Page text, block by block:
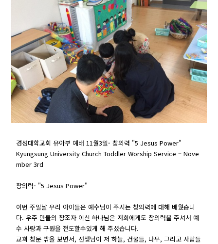
경성대학교회 유아부 예배 11월3일- 창의력 "5 Jesus Power"
Kyungsung University Church Toddler Worship Service – Nove
mber 3rd
창의력- "5 Jesus Power"
이번 주일날 우리 아이들은 예수님이 주시는 창의력에 대해 배웠습니
다. 우주 만물의 창조자 이신 하나님은 저희에게도 창의력을 주셔서 예
수 사랑과 구원을 전도할수있게 해 주셨습니다.
교회 창문 밖을 보면서, 선생님이 저 하늘, 건물들, 나무, 그리고 사람들